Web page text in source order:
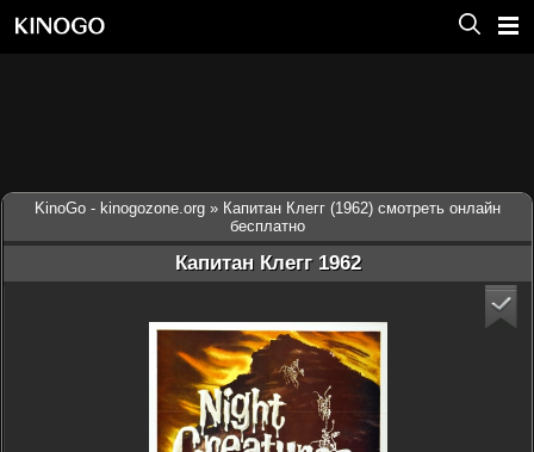
KinoGo - kinogozone.org » Капитан Клегг (1962) смотреть онлайн
бесплатно
Капитан Клегг 1962